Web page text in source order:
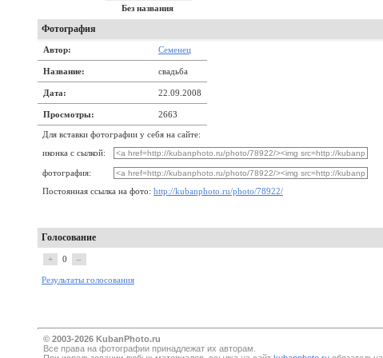
Без названия
Фотография
Автор: Семенец
Название: свадьба
Дата: 22.09.2008
Просмотры: 2663
Для вставки фотографии у себя на сайте:
иконка с сылкой:
фотография:
Постоянная ссылка на фото: http://kubanphoto.ru/photo/78922/
Голосование
+ 0 –
Результаты голосования
© 2003-2026 KubanPhoto.ru
Все прaва на фотографии принадлежат их авторам.